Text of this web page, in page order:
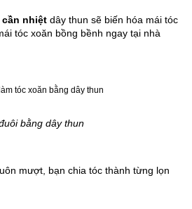
nhiệt dây thun sẽ biến hóa mái tóc
tóc xoăn bồng bềnh ngay tại nhà
bằng dây thun
mượt, bạn chia tóc thành từng lọn